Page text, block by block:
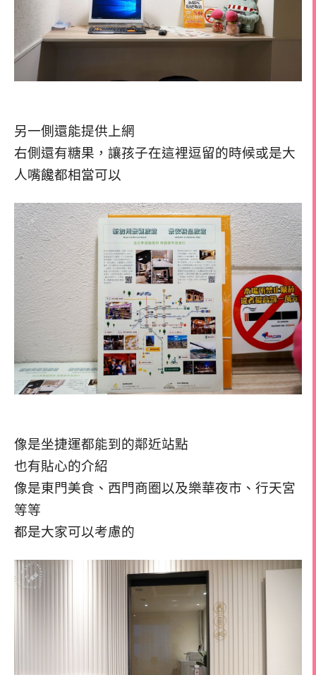
另一側還能提供上網
右側還有糖果，讓孩子在這裡逗留的時候或是大
人嘴饞都相當可以
像是坐捷運都能到的鄰近站點
也有貼心的介紹
像是東門美食、西門商圈以及樂華夜市、行天宮
等等
都是大家可以考慮的